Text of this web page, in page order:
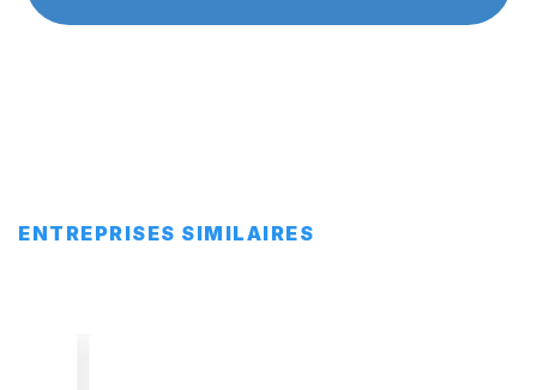
ENTREPRISES SIMILAIRES